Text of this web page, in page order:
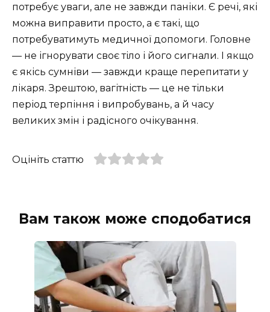
потребує уваги, але не завжди паніки. Є речі, які
можна виправити просто, а є такі, що
потребуватимуть медичної допомоги. Головне
— не ігнорувати своє тіло і його сигнали. І якщо
є якісь сумніви — завжди краще перепитати у
лікаря. Зрештою, вагітність — це не тільки
період терпіння і випробувань, а й часу
великих змін і радісного очікування.
Оцініть статтю
Вам також може сподобатися